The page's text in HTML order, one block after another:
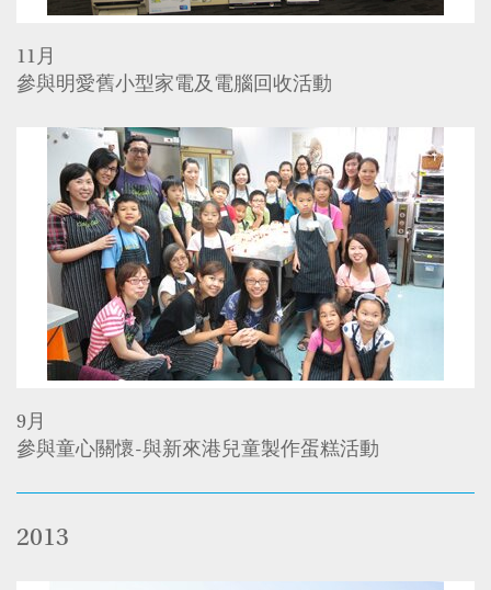
11月
參與明愛舊小型家電及電腦回收活動
9月
參與童心關懷-與新來港兒童製作蛋糕活動
2013